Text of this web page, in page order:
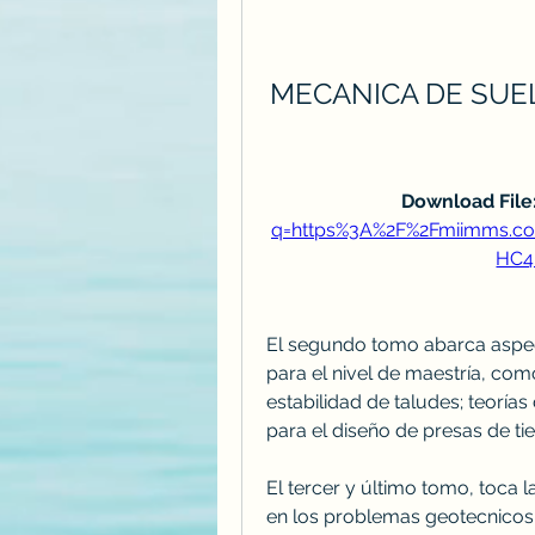
MECANICA DE
Download
El segundo tomo abarca
para el nivel de maestría,
estabilidad de taludes;
para el diseño de presas de
El tercer y último tomo, toca
en los problemas